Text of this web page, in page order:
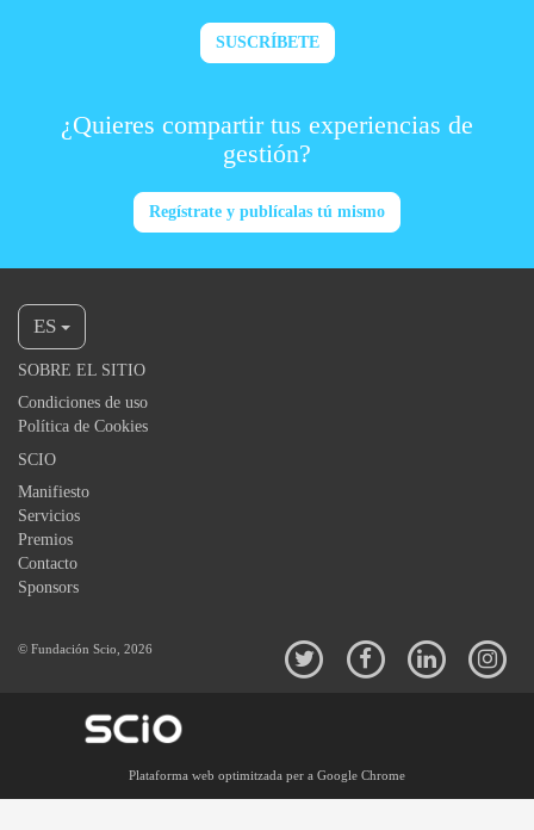
SUSCRÍBETE
¿Quieres compartir tus experiencias de
gestión?
Regístrate y publícalas tú mismo
ES
SOBRE EL SITIO
Condiciones de uso
Política de Cookies
SCIO
Manifiesto
Servicios
Premios
Contacto
Sponsors
© Fundación Scio, 2026
Plataforma web optimitzada per a Google Chrome